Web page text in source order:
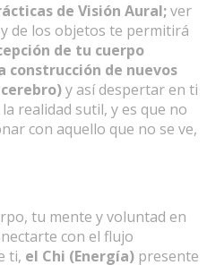
de Visión Aural;ver
de los objetos te permitirá
de tu cuerpo
de nuevos
y así despertar en ti
realidad sutil, y es que no
con aquello que no se ve,
tu mente y voluntad en
con el flujo
ti, el Chi (Energía) presente